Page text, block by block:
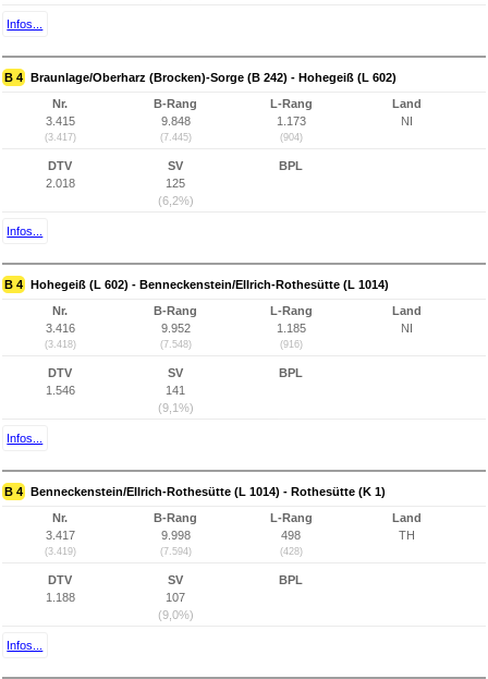
Infos...
B 4 Braunlage/Oberharz (Brocken)-Sorge (B 242) - Hohegeiß (L 602)
Nr.
3.415
(3.417)
B-Rang
9.848
(7.445)
L-Rang
1.173
(904)
Land
NI
DTV
2.018
SV
125
(6,2%)
BPL
Infos...
B 4 Hohegeiß (L 602) - Benneckenstein/Ellrich-Rothesütte (L 1014)
Nr.
3.416
(3.418)
B-Rang
9.952
(7.548)
L-Rang
1.185
(916)
Land
NI
DTV
1.546
SV
141
(9,1%)
BPL
Infos...
B 4 Benneckenstein/Ellrich-Rothesütte (L 1014) - Rothesütte (K 1)
Nr.
3.417
(3.419)
B-Rang
9.998
(7.594)
L-Rang
498
(428)
Land
TH
DTV
1.188
SV
107
(9,0%)
BPL
Infos...